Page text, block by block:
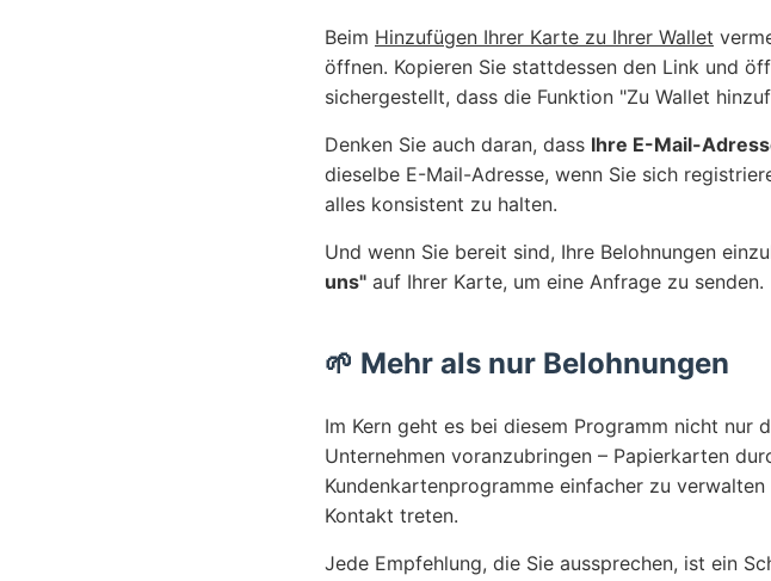
Beim Hinzufügen Ihrer Karte zu Ihrer Wallet
öffnen. Kopieren Sie stattdessen den Link und
sichergestellt, dass die Funktion "Zu Wallet
Denken Sie auch daran, dass Ihre E-Mail-
dieselbe E-Mail-Adresse, wenn Sie sich
alles konsistent zu halten.
Und wenn Sie bereit sind, Ihre Belohnungen
uns" auf Ihrer Karte, um eine Anfrage zu senden.
🌱 Mehr als nur Belohnungen
Im Kern geht es bei diesem Programm nicht nur
Unternehmen voranzubringen – Papierkarten
Kundenkartenprogramme einfacher zu
Kontakt treten.
Jede Empfehlung, die Sie aussprechen, ist ein